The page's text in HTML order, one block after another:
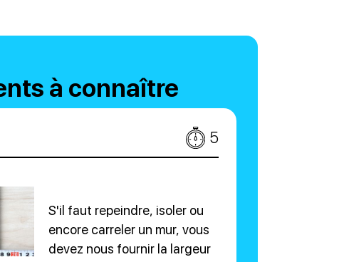
à connaître
5
S'il faut repeindre, isoler ou
encore carreler un mur, vous
devez nous fournir la largeur